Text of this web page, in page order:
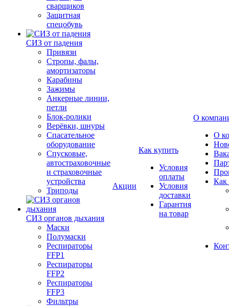
сварщиков
Защитная
спецобувь
СИЗ от падения
Привязи
Стропы, фалы,
амортизаторы
Карабины
Зажимы
Анкерные линии,
петли
Блок-ролики
Верёвки, шнуры
Спасательное
оборудование
Спусковые,
автостраховочные
и страховочные
устройства
Триподы
СИЗ органов дыхания
Маски
Полумаски
Респираторы
FFP1
Респираторы
FFP2
Респираторы
FFP3
Фильтры
Акции
Как купить
Условия
оплаты
Условия
доставки
Гарантия
на товар
О
О
Как